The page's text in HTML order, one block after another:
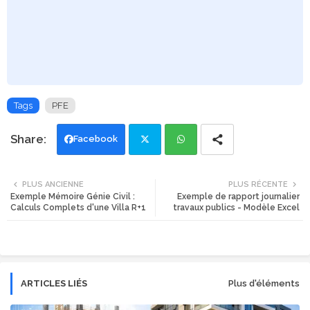
Tags PFE
Facebook
ats
PLUS RÉCENTE
Exemple de rapport journalier
travaux publics - Modèle Excel
PLUS ANCIENNE
Exemple Mémoire Génie Civil :
Calculs Complets d'une Villa R+1
ARTICLES LIÉS Plus d'éléments